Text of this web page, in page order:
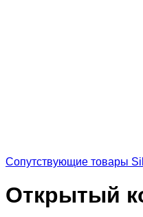
Сопутствующие товары
Открытый